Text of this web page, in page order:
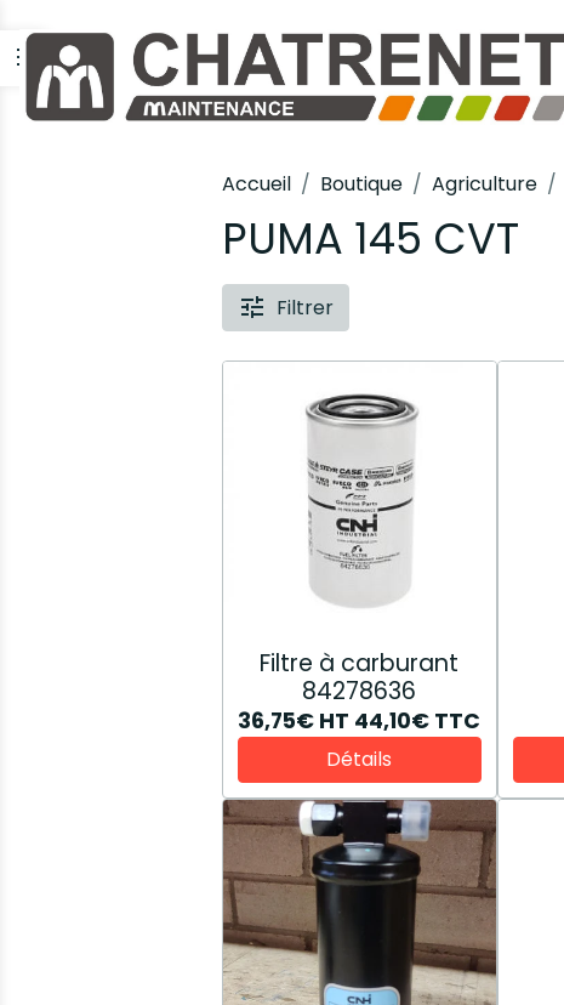
Accueil Boutique Agriculture
PUMA 145 CVT
Filtrer
Filtre à carburant
84278636
36,75€ HT 44,10€ TTC
Détails